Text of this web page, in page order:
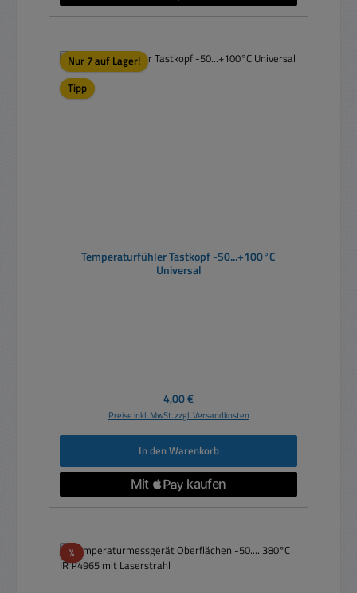
Nur 7 auf Lager!
Tipp
Temperaturfühler Tastkopf -50...+100°C
Universal
Regulärer Preis:
4,00 €
Preise inkl. MwSt. zzgl. Versandkosten
In den Warenkorb
%Rabatt